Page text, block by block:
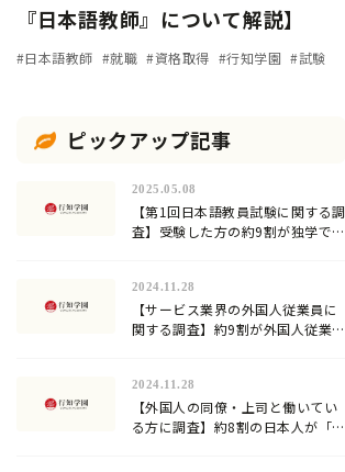
『日本語教師』について解説】
#日本語教師 #就職 #資格取得 #行知学園 #試験
ピックアップ記事
2025.05.08
【第1回日本語教員試験に関する調
査】受験した方の約9割が独学での
2024.11.28
【サービス業界の外国人従業員に
関する調査】約9割が外国人従業員
員』の需要！
2024.11.28
【外国人の同僚・上司と働いてい
る方に調査】約8割の日本人が「日